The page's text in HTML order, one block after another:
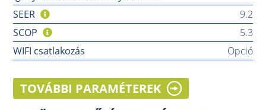
SEER
9.2
SCOP
5.3
WIFI csatlakozás
Opció
TOVÁBBI PARAMÉTEREK